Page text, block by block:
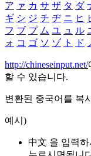
ア ァ カ サ ザ タ ダ
ギ シ ジ チ ヂ ニ ヒ
フ ブ プ ム ユ ュ ル
ォ コ ゴ ソ ゾ ト ド
http://chineseinput.net/
할 수 있습니다.
변환된 중국어를 복
예시)
中文 을 입력하